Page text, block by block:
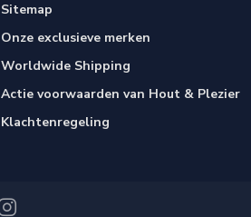
Sitemap
Onze exclusieve merken
Worldwide Shipping
Actie voorwaarden van Hout & Plezier
Klachtenregeling